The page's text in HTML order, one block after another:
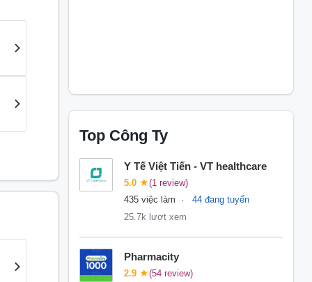
Top Công Ty
Y Tế Việt Tiến - VT healthcare
5.0 ★(1 review)
435 việc làm
44 đang tuyển
25.7k lượt xem
Pharmacity
2.9 ★(54 review)